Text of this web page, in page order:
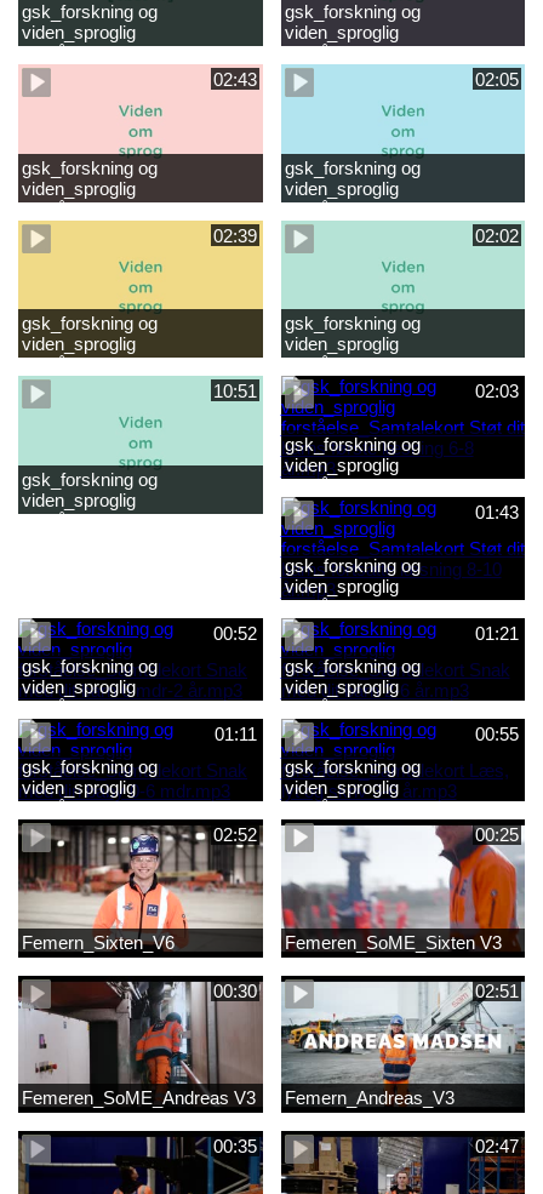
gsk_forskning og
viden_sproglig
læsevanskeligheder.mp4
gsk_forskning og
viden_sproglig
første læsning 6-8 år.mp4
02:43
gsk_forskning og
viden_sproglig
forståelse_Støt dit barns
fortsatte læsning 8-10 år.mp4
02:05
gsk_forskning og
viden_sproglig
forståelse_Snak med dit barn
6 mdr-2 år.mp4
02:39
gsk_forskning og
viden_sproglig
forståelse_Snak med dit barn
2-6 år.mp4
02:02
gsk_forskning og
viden_sproglig
forståelse_Snak med din
baby 0-6 mdr.mp4
10:51
gsk_forskning og
viden_sproglig
forståelse_Barnets sproglige
02:03
gsk_forskning og
viden_sproglig
forståelse_Samtalekort Støt
dit barns første læsning 6-8
år.mp3
01:43
gsk_forskning og
viden_sproglig
forståelse_Samtalekort Støt
dit barns fortsatte læsning 8-
10 år.mp3
00:52
gsk_forskning og
viden_sproglig
forståelse_Samtalekort Snak
med dit barn 6 mdr-2 år.mp3
01:21
gsk_forskning og
viden_sproglig
forståelse_Samtalekort Snak
med dit barn 2-6 år.mp3
01:11
gsk_forskning og
viden_sproglig
forståelse_Samtalekort Snak
med din baby 0-6 mdr.mp3
00:55
gsk_forskning og
viden_sproglig
forståelse_Samtalekort Læs,
lyt og skriv 3-6 år.mp3
02:52
Femern_Sixten_V6
00:25
Femeren_SoME_Sixten V3
00:30
Femeren_SoME_Andreas V3
02:51
Femern_Andreas_V3
00:35 02:47